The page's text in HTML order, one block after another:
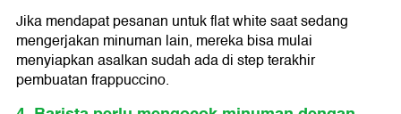
Jika mendapat pesanan untuk flat white saat sedang
mengerjakan minuman lain, mereka bisa mulai
menyiapkan asalkan sudah ada di step terakhir
pembuatan frappuccino.